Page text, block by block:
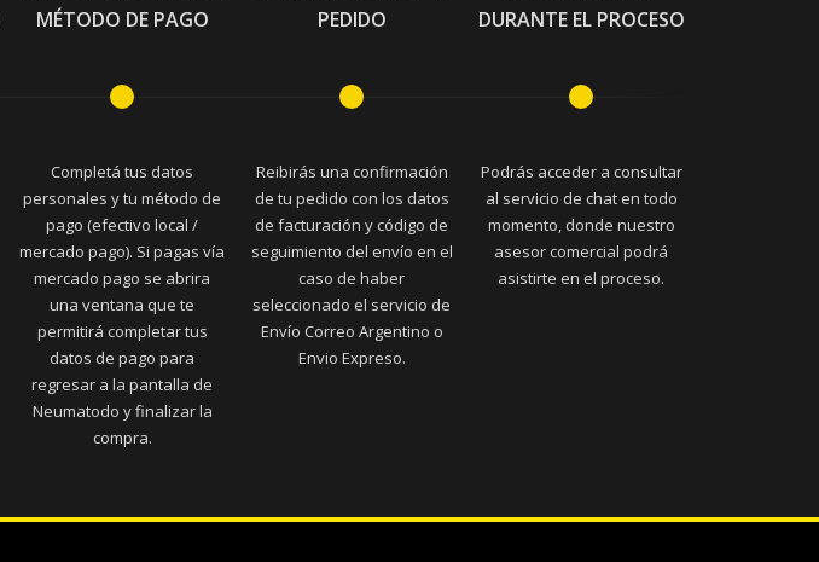
MÉTODO DE PAGO
Completá tus datos
personales y tu método de
pago (efectivo local /
mercado pago). Si pagas vía
mercado pago se abrira
una ventana que te
permitirá completar tus
datos de pago para
regresar a la pantalla de
Neumatodo y finalizar la
compra.
PEDIDO
Reibirás una confirmación
de tu pedido con los datos
de facturación y código de
seguimiento del envío en el
caso de haber
seleccionado el servicio de
Envío Correo Argentino o
Envio Expreso.
DURANTE EL PROCESO
Podrás acceder a consultar
al servicio de chat en todo
momento, donde nuestro
asesor comercial podrá
asistirte en el proceso.